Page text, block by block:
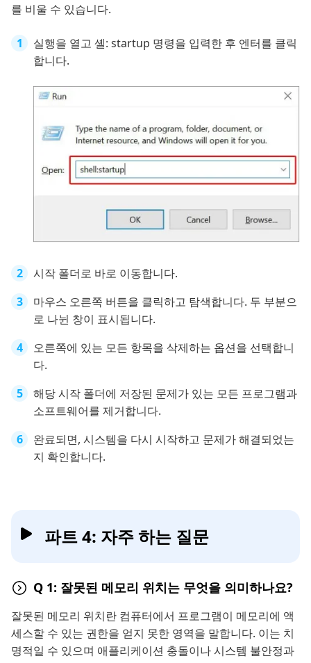
를 비울 수 있습니다.
실행을 열고 셸: startup 명령을 입력한 후 엔터를 클릭
합니다.
시작 폴더로 바로 이동합니다.
마우스 오른쪽 버튼을 클릭하고 탐색합니다. 두 부분으
로 나뉜 창이 표시됩니다.
오른쪽에 있는 모든 항목을 삭제하는 옵션을 선택합니
다.
해당 시작 폴더에 저장된 문제가 있는 모든 프로그램과
소프트웨어를 제거합니다.
완료되면, 시스템을 다시 시작하고 문제가 해결되었는
지 확인합니다.
파트 4: 자주 하는 질문
Q 1: 잘못된 메모리 위치는 무엇을 의미하나요?
잘못된 메모리 위치란 컴퓨터에서 프로그램이 메모리에 액
세스할 수 있는 권한을 얻지 못한 영역을 말합니다. 이는 치
명적일 수 있으며 애플리케이션 충돌이나 시스템 불안정과